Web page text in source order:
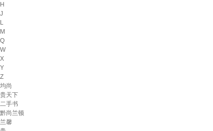
H
J
L
M
Q
W
X
Y
Z
均尚
贵天下
二手书
黔尚兰顿
兰馨